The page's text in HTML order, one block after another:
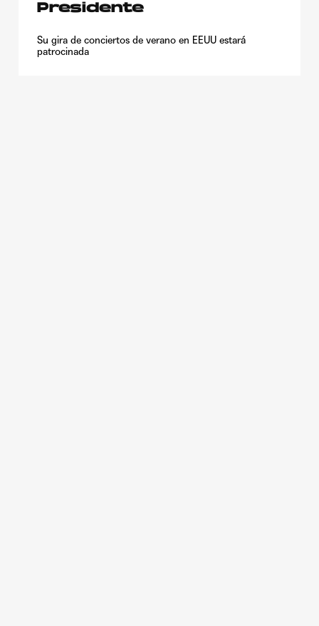
Presidente
Su gira de conciertos de verano en EEUU estará
patrocinada